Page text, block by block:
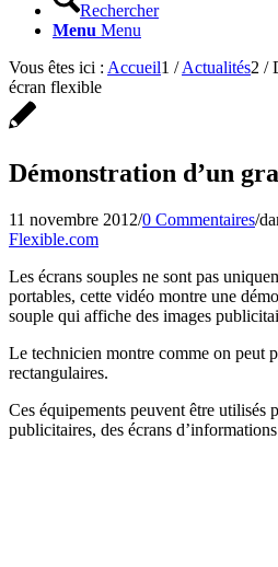
Rechercher
Menu Menu
Vous êtes ici : Accueil1 / Actualités2 /
écran flexible
Démonstration d’un
11 novembre 2012/0 Commentaires/
Flexible.com
Les écrans souples ne sont pas
portables, cette vidéo montre une
souple qui affiche des images
Le technicien montre comme on peut
rectangulaires.
Ces équipements peuvent être utilisés
publicitaires, des écrans